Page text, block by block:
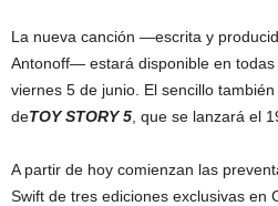
La nueva canción —escrita y
Antonoff— estará disponible en
viernes 5 de junio. El sencillo
deTOY STORY 5 , que se lanzará el
A partir de hoy comienzan las
Swift de tres ediciones exclusivas en